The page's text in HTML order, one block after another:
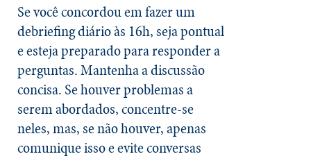
Se você concordou em fazer um
debriefing diário às 16h, seja pontual
e esteja preparado para responder a
perguntas. Mantenha a discussão
concisa. Se houver problemas a
serem abordados, concentre-se
neles, mas, se não houver, apenas
comunique isso e evite conversas